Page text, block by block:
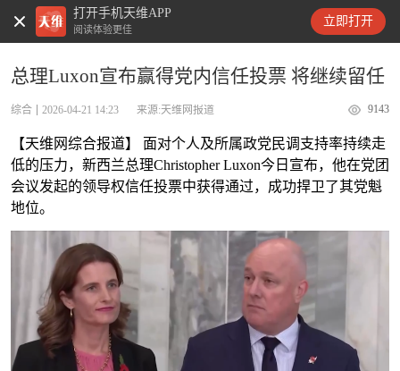
打开手机天维APP
阅读体验更佳
立即打开
天维新闻
总理Luxon宣布赢得党内信任投票 将继续留任
综合 2026-04-21 14:23 来源:天维网报道 9143
【天维网综合报道】 面对个人及所属政党民调支持率持续走
低的压力，新西兰总理Christopher Luxon今日宣布，他在党团
会议发起的领导权信任投票中获得通过，成功捍卫了其党魁
地位。